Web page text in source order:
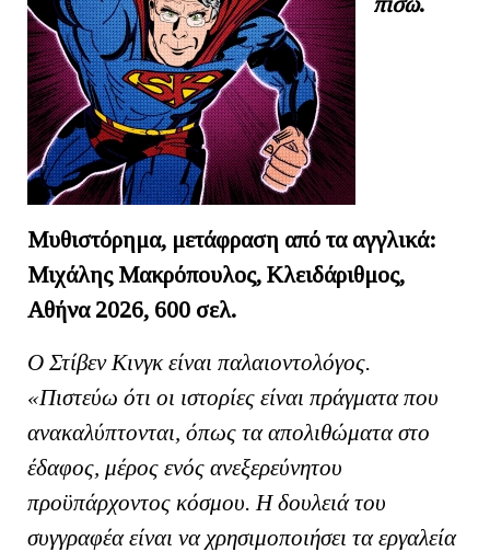
Μυθιστόρημα, μετάφραση από τα αγγλικά:
Μιχάλης Μακρόπουλος, Κλειδάριθμος,
Αθήνα 2026, 600 σελ.
Ο Στίβεν Κινγκ είναι παλαιοντολόγος.
«Πιστεύω ότι οι ιστορίες είναι πράγματα που
ανακαλύπτονται, όπως τα απολιθώματα στο
έδαφος, μέρος ενός ανεξερεύνητου
προϋπάρχοντος κόσμου. Η δουλειά του
συγγραφέα είναι να χρησιμοποιήσει τα εργαλεία